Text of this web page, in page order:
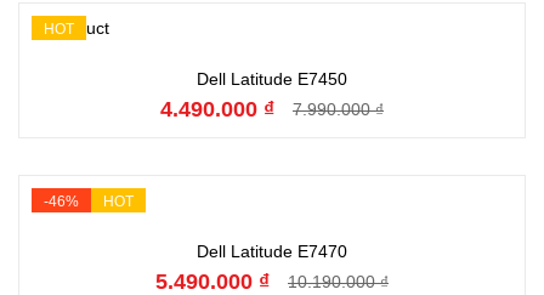
Đặt hàng
HOT
Dell Latitude E7450
4.490.000 ₫ 7.990.000 ₫
Đặt hàng
-46% HOT
Dell Latitude E7470
5.490.000 ₫ 10.190.000 ₫